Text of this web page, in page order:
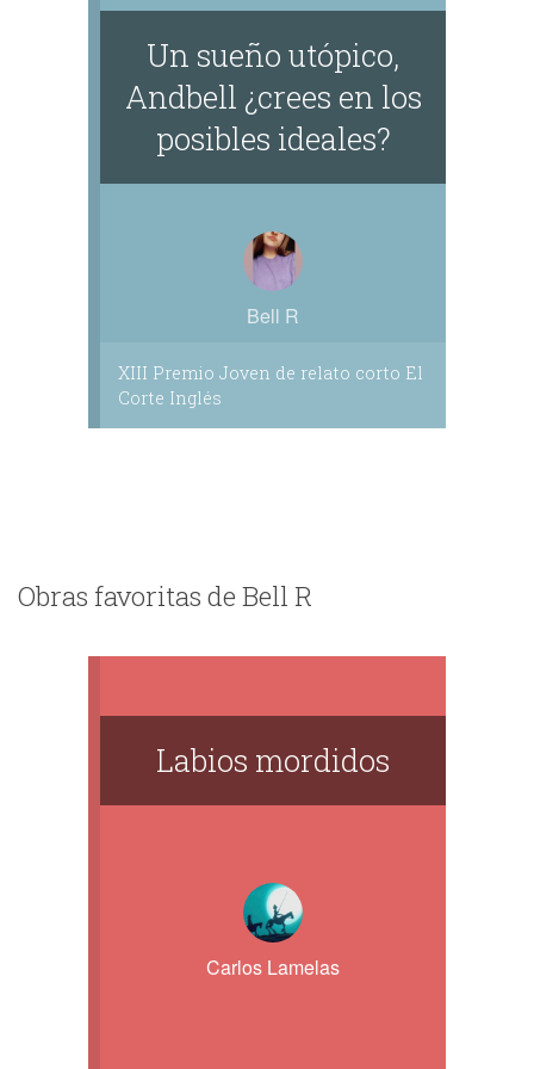
Un sueño utópico,
Andbell ¿crees en los
posibles ideales?
Bell R
XIII Premio Joven de relato corto El
Corte Inglés
Obras favoritas de Bell R
Labios mordidos
Carlos Lamelas